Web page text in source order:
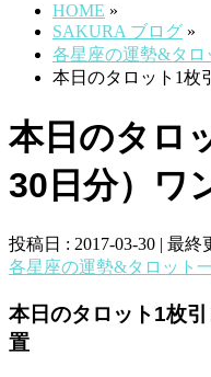
HOME »
SAKURA ブログ »
各星座の運勢&タロ
本日のタロット1枚
本日のタロ
30日分）ワ
投稿日 : 2017-03-30 最終
各星座の運勢&タロット
本日のタロット1枚
置